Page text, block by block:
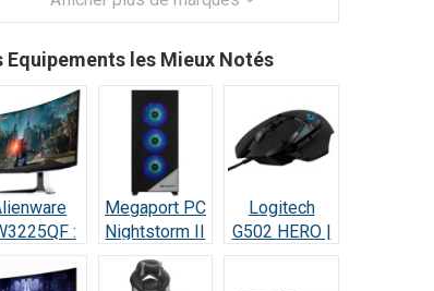
Equipements les Mieux Notés
:
QD-
Megaport PC
Nightstorm II
Intel Core i9 :
Test et Avis
Logitech
G502 HERO |